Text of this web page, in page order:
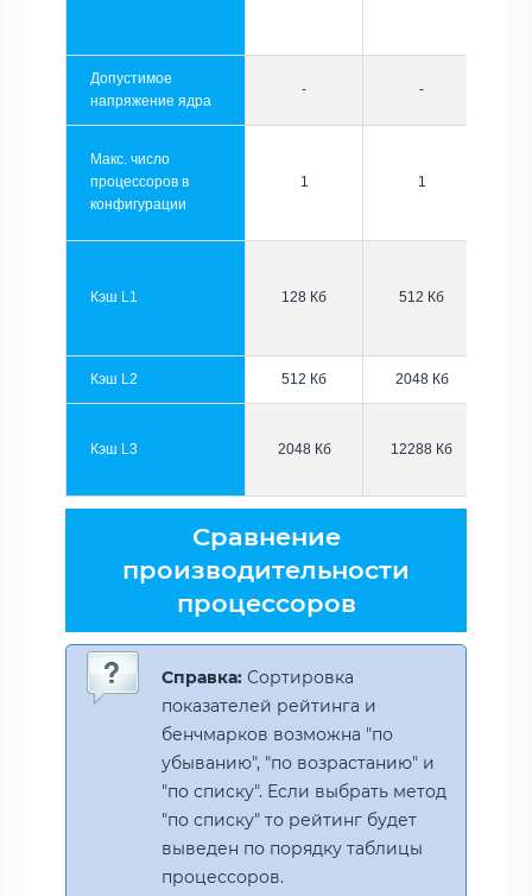
Допустимое
напряжение ядра
- -
Макс. число
процессоров в
конфигурации
1 1
Кэш L1 128 Кб 512 Кб
Кэш L2 512 Кб 2048 Кб
Кэш L3 2048 Кб 12288 Кб
Сравнение
производительности
процессоров
Справка: Сортировка
показателей рейтинга и
бенчмарков возможна "по
убыванию", "по возрастанию" и
"по списку". Если выбрать метод
"по списку" то рейтинг будет
выведен по порядку таблицы
процессоров.